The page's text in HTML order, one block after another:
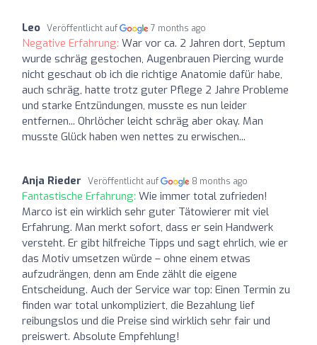
Leo Veröffentlicht auf 7 months ago
Negative Erfahrung: War vor ca. 2 Jahren dort, Septum
wurde schräg gestochen, Augenbrauen Piercing wurde
nicht geschaut ob ich die richtige Anatomie dafür habe,
auch schräg, hatte trotz guter Pflege 2 Jahre Probleme
und starke Entzündungen, musste es nun leider
entfernen... Ohrlöcher leicht schräg aber okay. Man
musste Glück haben wen nettes zu erwischen...
Anja Rieder Veröffentlicht auf 8 months ago
Fantastische Erfahrung: Wie immer total zufrieden!
Marco ist ein wirklich sehr guter Tätowierer mit viel
Erfahrung. Man merkt sofort, dass er sein Handwerk
versteht. Er gibt hilfreiche Tipps und sagt ehrlich, wie er
das Motiv umsetzen würde – ohne einem etwas
aufzudrängen, denn am Ende zählt die eigene
Entscheidung. Auch der Service war top: Einen Termin zu
finden war total unkompliziert, die Bezahlung lief
reibungslos und die Preise sind wirklich sehr fair und
preiswert. Absolute Empfehlung!